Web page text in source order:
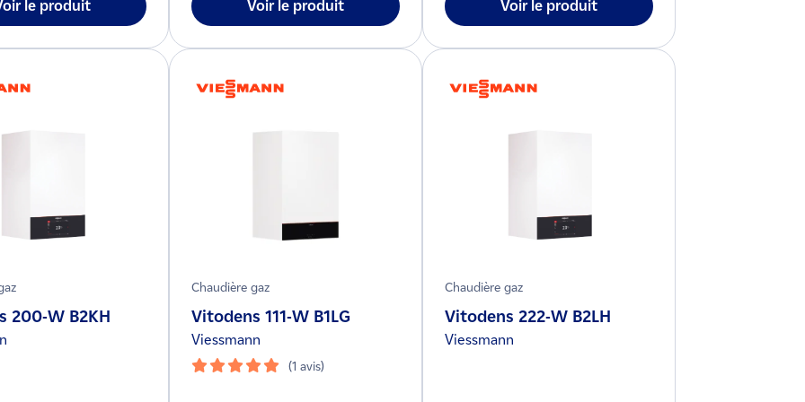
le produit Voir le produit Voir le produit
200-W B2KH
Chaudière gaz
Vitodens 111-W B1LG
Viessmann
(1 avis)
Chaudière gaz
Vitodens 222-W B2LH
Viessmann